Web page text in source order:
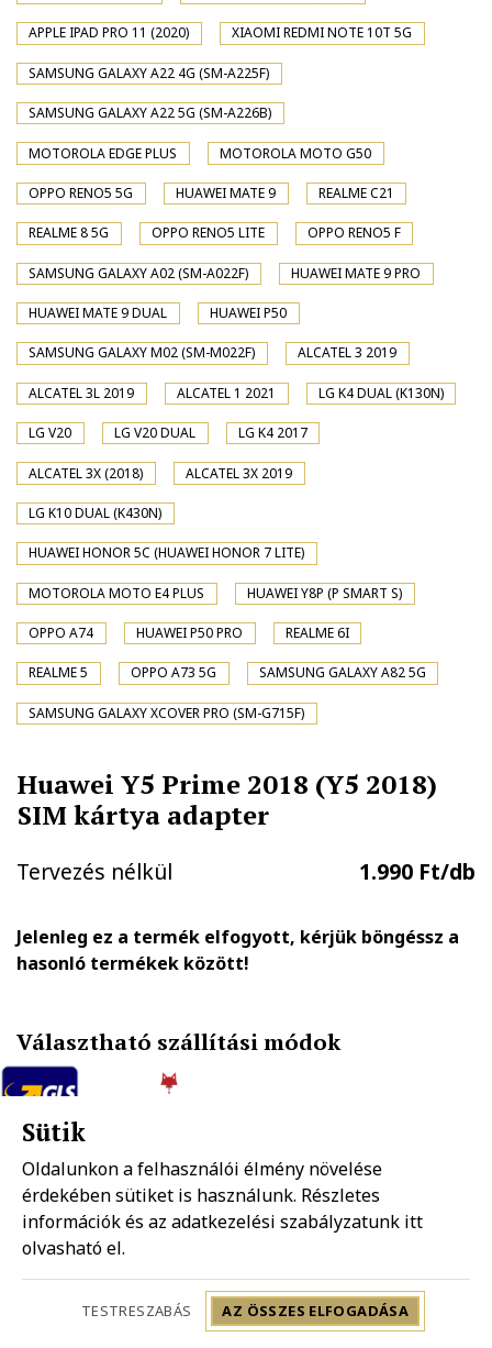
APPLE IPAD PRO 11 (2020) XIAOMI REDMI NOTE 10T 5G
SAMSUNG GALAXY A22 4G (SM-A225F)
SAMSUNG GALAXY A22 5G (SM-A226B)
MOTOROLA EDGE PLUS MOTOROLA MOTO G50
OPPO RENO5 5G HUAWEI MATE 9 REALME C21
REALME 8 5G OPPO RENO5 LITE OPPO RENO5 F
SAMSUNG GALAXY A02 (SM-A022F) HUAWEI MATE 9 PRO
HUAWEI MATE 9 DUAL HUAWEI P50
SAMSUNG GALAXY M02 (SM-M022F) ALCATEL 3 2019
ALCATEL 3L 2019 ALCATEL 1 2021 LG K4 DUAL (K130N)
LG V20 LG V20 DUAL LG K4 2017
ALCATEL 3X (2018) ALCATEL 3X 2019
LG K10 DUAL (K430N)
HUAWEI HONOR 5C (HUAWEI HONOR 7 LITE)
MOTOROLA MOTO E4 PLUS HUAWEI Y8P (P SMART S)
OPPO A74 HUAWEI P50 PRO REALME 6I
REALME 5 OPPO A73 5G SAMSUNG GALAXY A82 5G
SAMSUNG GALAXY XCOVER PRO (SM-G715F)
Huawei Y5 Prime 2018 (Y5 2018)
SIM kártya adapter
Tervezés nélkül 1.990 Ft/db
Jelenleg ez a termék elfogyott, kérjük böngéssz a
hasonló termékek között!
Választható szállítási módok
GLS házhozszállítás
1.890 Ft 990 Ft
Mpl házhozszállítás
Szállítás: 2-5 munkanap
Sütik
Oldalunkon a felhasználói élmény növelése
érdekében sütiket is használunk. Részletes
információk és az adatkezelési szabályzatunk itt
olvasható el.
TESTRESZABÁS AZ ÖSSZES ELFOGADÁSA